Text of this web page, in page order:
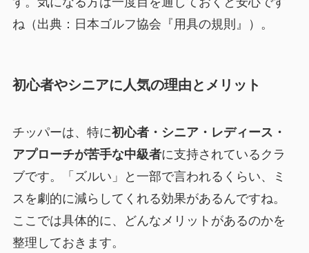
ね（出典：日本ゴルフ協会『用具の規則』）。
初心者やシニアに人気の理由とメリット
チッパーは、特に初心者・シニア・レディース・
アプローチが苦手な中級者に支持されているクラ
ブです。「ズルい」と一部で言われるくらい、ミ
スを劇的に減らしてくれる効果があるんですね。
ここでは具体的に、どんなメリットがあるのかを
整理しておきます。